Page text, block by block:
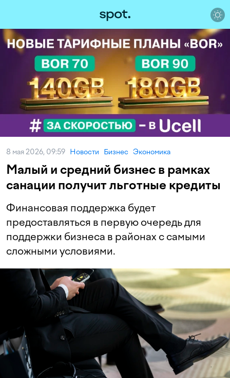
8 мая 2026, 09:59 Новости Бизнес Экономика
Малый и средний бизнес в рамках
санации получит льготные кредиты
Финансовая поддержка будет
предоставляться в первую очередь для
поддержки бизнеса в районах с самыми
сложными условиями.